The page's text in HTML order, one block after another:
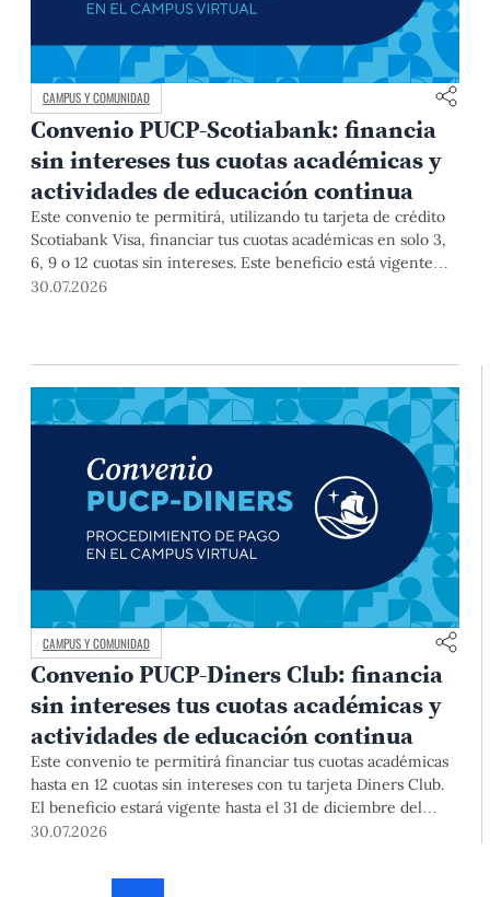
CAMPUS Y COMUNIDAD
Convenio PUCP-Scotiabank: financia
sin intereses tus cuotas académicas y
actividades de educación continua
Este convenio te permitirá, utilizando tu tarjeta de crédito
Scotiabank Visa, financiar tus cuotas académicas en solo 3,
6, 9 o 12 cuotas sin intereses. Este beneficio está vigente
hasta el 31 de diciembre de 2026, y aplica para pagos de
30.07.2026
CAMPUS Y COMUNIDAD
Convenio PUCP-Diners Club: financia
sin intereses tus cuotas académicas y
actividades de educación continua
Este convenio te permitirá financiar tus cuotas académicas
hasta en 12 cuotas sin intereses con tu tarjeta Diners Club.
El beneficio estará vigente hasta el 31 de diciembre del
2026 para pregrado y posgrado, así como para deudas de
programas, cursos o talleres de educación continua que se
30.07.2026